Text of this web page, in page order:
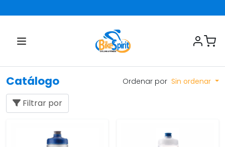
Catálogo Ordenar por Sin ordenar
Filtrar por